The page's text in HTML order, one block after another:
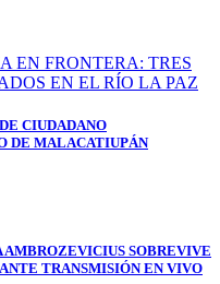
CIUDADANO
DE MALACATIUPÁN
SOBREVIVE
TRANSMISIÓN EN VIVO